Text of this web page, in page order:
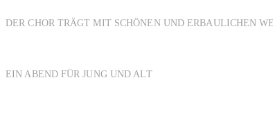
DER CHOR TRÄGT MIT SCHÖNEN UND ERBAULICHEN
EIN ABEND FÜR JUNG UND ALT